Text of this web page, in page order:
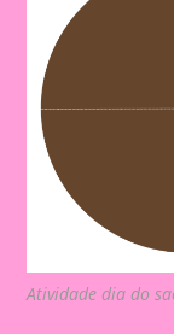
Atividade dia do